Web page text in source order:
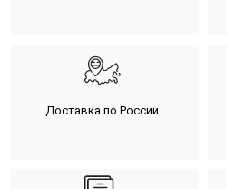
Доставка по России